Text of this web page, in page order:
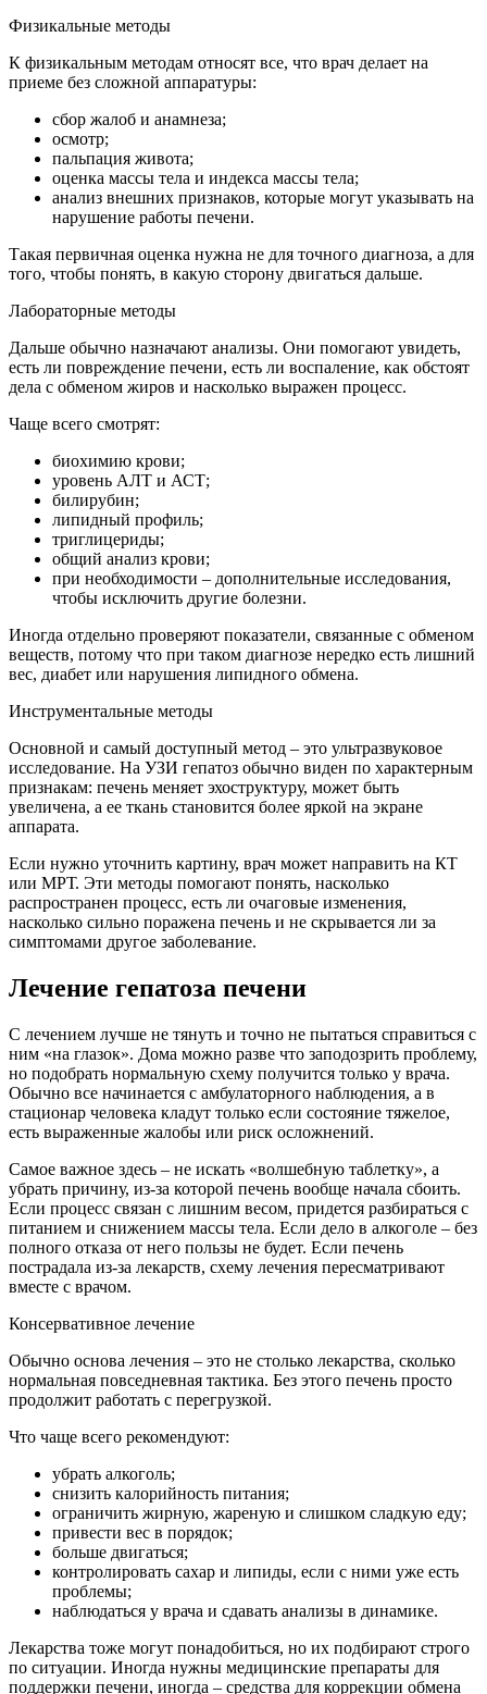
Физикальные методы
К физикальным методам относят все, что врач делает на
приеме без сложной аппаратуры:
сбор жалоб и анамнеза;
осмотр;
пальпация живота;
оценка массы тела и индекса массы тела;
анализ внешних признаков, которые могут указывать на
нарушение работы печени.
Такая первичная оценка нужна не для точного диагноза, а для
того, чтобы понять, в какую сторону двигаться дальше.
Лабораторные методы
Дальше обычно назначают анализы. Они помогают увидеть,
есть ли повреждение печени, есть ли воспаление, как обстоят
дела с обменом жиров и насколько выражен процесс.
Чаще всего смотрят:
биохимию крови;
уровень АЛТ и АСТ;
билирубин;
липидный профиль;
триглицериды;
общий анализ крови;
при необходимости – дополнительные исследования,
чтобы исключить другие болезни.
Иногда отдельно проверяют показатели, связанные с обменом
веществ, потому что при таком диагнозе нередко есть лишний
вес, диабет или нарушения липидного обмена.
Инструментальные методы
Основной и самый доступный метод – это ультразвуковое
исследование. На УЗИ гепатоз обычно виден по характерным
признакам: печень меняет эхоструктуру, может быть
увеличена, а ее ткань становится более яркой на экране
аппарата.
Если нужно уточнить картину, врач может направить на КТ
или МРТ. Эти методы помогают понять, насколько
распространен процесс, есть ли очаговые изменения,
насколько сильно поражена печень и не скрывается ли за
симптомами другое заболевание.
Лечение гепатоза печени
С лечением лучше не тянуть и точно не пытаться справиться с
ним «на глазок». Дома можно разве что заподозрить проблему,
но подобрать нормальную схему получится только у врача.
Обычно все начинается с амбулаторного наблюдения, а в
стационар человека кладут только если состояние тяжелое,
есть выраженные жалобы или риск осложнений.
Самое важное здесь – не искать «волшебную таблетку», а
убрать причину, из-за которой печень вообще начала сбоить.
Если процесс связан с лишним весом, придется разбираться с
питанием и снижением массы тела. Если дело в алкоголе – без
полного отказа от него пользы не будет. Если печень
пострадала из-за лекарств, схему лечения пересматривают
вместе с врачом.
Консервативное лечение
Обычно основа лечения – это не столько лекарства, сколько
нормальная повседневная тактика. Без этого печень просто
продолжит работать с перегрузкой.
Что чаще всего рекомендуют:
убрать алкоголь;
снизить калорийность питания;
ограничить жирную, жареную и слишком сладкую еду;
привести вес в порядок;
больше двигаться;
контролировать сахар и липиды, если с ними уже есть
проблемы;
наблюдаться у врача и сдавать анализы в динамике.
Лекарства тоже могут понадобиться, но их подбирают строго
по ситуации. Иногда нужны медицинские препараты для
поддержки печени, иногда – средства для коррекции обмена